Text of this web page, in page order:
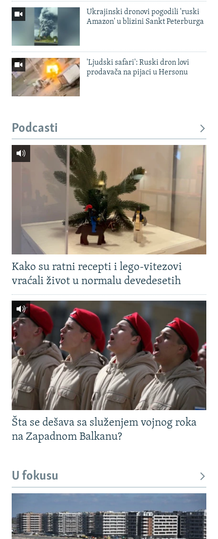
Ukrajinski dronovi pogodili 'ruski
Amazon' u blizini Sankt Peterburga
'Ljudski safari': Ruski dron lovi
prodavača na pijaci u Hersonu
Podcasti
Kako su ratni recepti i lego-vitezovi
vraćali život u normalu devedesetih
Šta se dešava sa služenjem vojnog roka
na Zapadnom Balkanu?
U fokusu